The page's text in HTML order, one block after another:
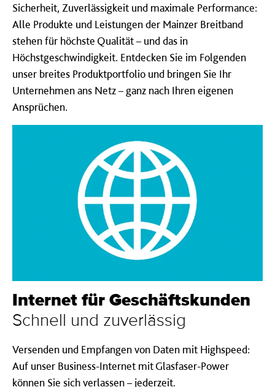
Sicherheit, Zuverlässigkeit und maximale Performance:
Alle Produkte und Leistungen der Mainzer Breitband
stehen für höchste Qualität – und das in
Höchstgeschwindigkeit. Entdecken Sie im Folgenden
unser breites Produktportfolio und bringen Sie Ihr
Unternehmen ans Netz – ganz nach Ihren eigenen
Ansprüchen.
Inter­net für Geschäfts­kunden
Schnell und zuverlässig
Versenden und Empfangen von Daten mit Highspeed:
Auf unser Business-Internet mit Glasfaser-Power
können Sie sich verlassen – jederzeit.